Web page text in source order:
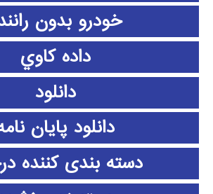
خودرو بدون
داده كاوي
دانلود
دانلود پايان
دسته بندی کننده